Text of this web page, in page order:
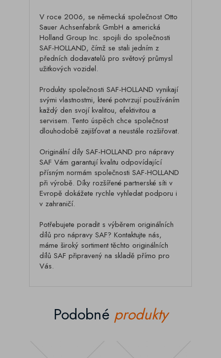
V roce 2006, se německá společnost Otto
Sauer Achsenfabrik GmbH a americká
Holland Group Inc. spojili do společnosti
SAF-HOLLAND, čímž se stali jedním z
předních dodavatelů pro světový průmysl
užitkových vozidel.
Produkty společnosti SAF-HOLLAND vynikají
svými vlastnostmi, které potvrzují používáním
každý den svojí kvalitou, efektivitou a
servisem. Tento úspěch chce společnost
dlouhodobě zajišťovat a neustále rozšiřovat.
Originální díly SAF-HOLLAND pro nápravy
SAF Vám garantují kvalitu odpovídající
přísným normám společnosti SAF-HOLLAND
při výrobě. Díky rozšířené partnerské síti v
Evropě dokážete rychle vyhledat podporu i
v zahraničí.
Potřebujete poradit s výběrem originálních
dílů pro nápravy SAF? Kontaktujte nás,
máme široký sortiment těchto originálních
dílů SAF připravený na skladě přímo pro
Vás.
Podobné produkty